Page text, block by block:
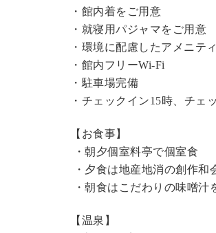
・館内着をご用意
・就寝用パジャマをご用意
・環境に配慮したアメニテ
・館内フリーWi-Fi
・駐車場完備
・チェックイン15時、チェ
【お食事】
・朝夕個室料亭で個室食
・夕食は地産地消の創作和
・朝食はこだわりの味噌汁
【温泉】